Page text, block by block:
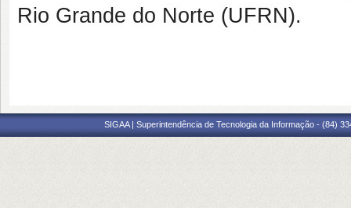
Rio Grande do Norte (UFRN).
SIGAA | Superintendência de Tecnologia da Informação - (84)